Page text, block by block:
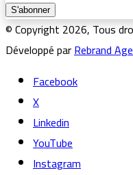
© Copyright 2026, Tous
Développé parRebrand
Facebook
X
Linkedin
YouTube
Instagram